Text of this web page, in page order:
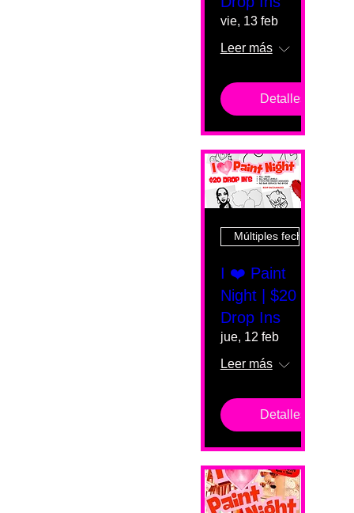
vie, 13 feb
Leer más
Detalles
Múltiples fechas
I ❤️ Paint
Night | $20
Drop Ins
jue, 12 feb
Leer más
Detalles